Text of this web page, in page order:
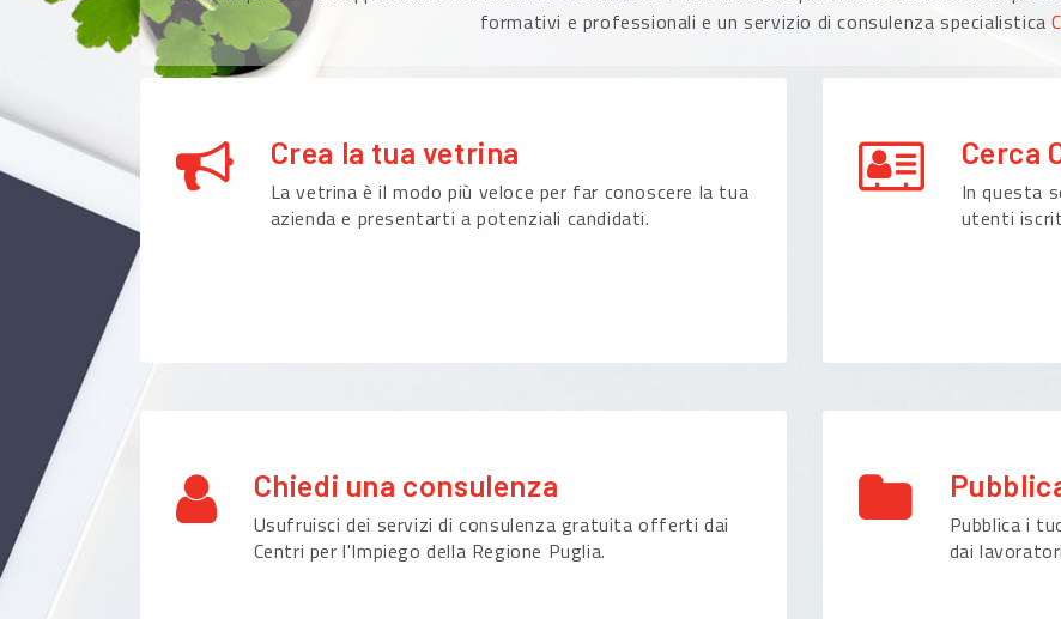
formativi e professionali e un servizio di consulenza specialistica
Crea la tua vetrina
La vetrina è il modo più veloce per far conoscere la tua
azienda e presentarti a potenziali candidati.
Cerca
In questa
utenti
Chiedi una consulenza
Usufruisci dei servizi di consulenza gratuita offerti dai
Centri per l'Impiego della Regione Puglia.
Pubblica i
dai